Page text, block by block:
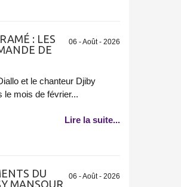
06 - Août - 2026
: LES
DE
et le chanteur Djiby
le mois de février...
Lire la suite...
06 - Août - 2026
DU
MANSOUR